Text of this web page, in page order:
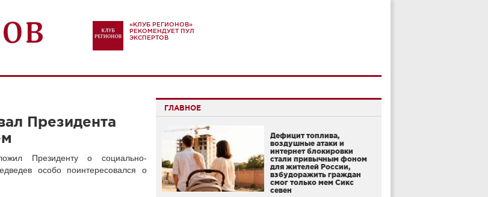
«КЛУБ РЕГИОНОВ»
РЕКОМЕНДУЕТ ПУЛ
ЭКСПЕРТОВ
Президента
Президенту о социально-
особо поинтересовался о
ГЛАВНОЕ
Дефицит топлива,
воздушные атаки и
интернет блокировки
стали привычным фоном
для жителей России,
взбудоражить граждан
смог только мем Сикс
севен